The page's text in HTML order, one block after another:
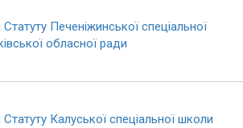
Печеніжинської спеціальної
обласної ради
Калуської спеціальної школи